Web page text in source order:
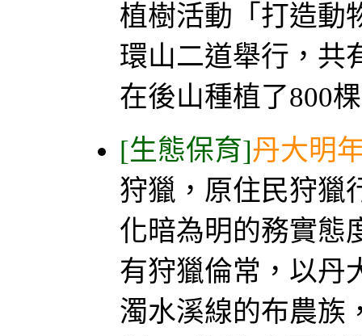
植樹活動「打造動
環山二道舉行，共
在後山種植了800
[生態保育]丹大明
狩獵，原住民狩獵
化暗為明的務實態
有狩獵倫常，以丹
濁水溪線的布農族